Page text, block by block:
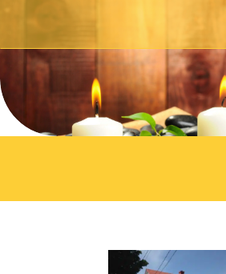
Prendre un rendez-vous